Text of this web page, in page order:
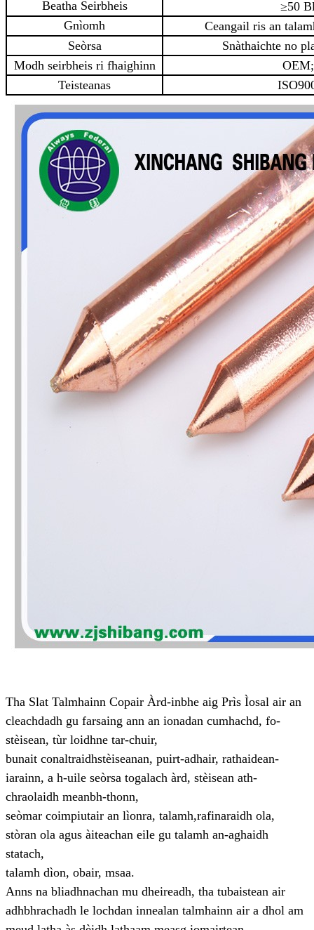
Beatha Seirbheis
≥50
Gnìomh
Ceangail ris an
Seòrsa
Snàthaichte no
Modh seirbheis ri fhaighinn
Teisteanas
Tha Slat Talmhainn Copair Àrd-inbhe aig Prìs Ìosal air an
cleachdadh gu farsaing ann an ionadan cumhachd, fo-
stèisean, tùr loidhne tar-chuir,
bunait conaltraidhstèiseanan, puirt-adhair, rathaidean-
iarainn, a h-uile seòrsa togalach àrd, stèisean ath-
chraolaidh meanbh-thonn,
seòmar coimpiutair an lìonra, talamh,rafinaraidh ola,
stòran ola agus àiteachan eile gu talamh an-aghaidh
statach,
talamh dìon, obair, msaa.
Anns na bliadhnachan mu dheireadh, tha tubaistean air
adhbhrachadh le lochdan innealan talmhainn air a dhol am